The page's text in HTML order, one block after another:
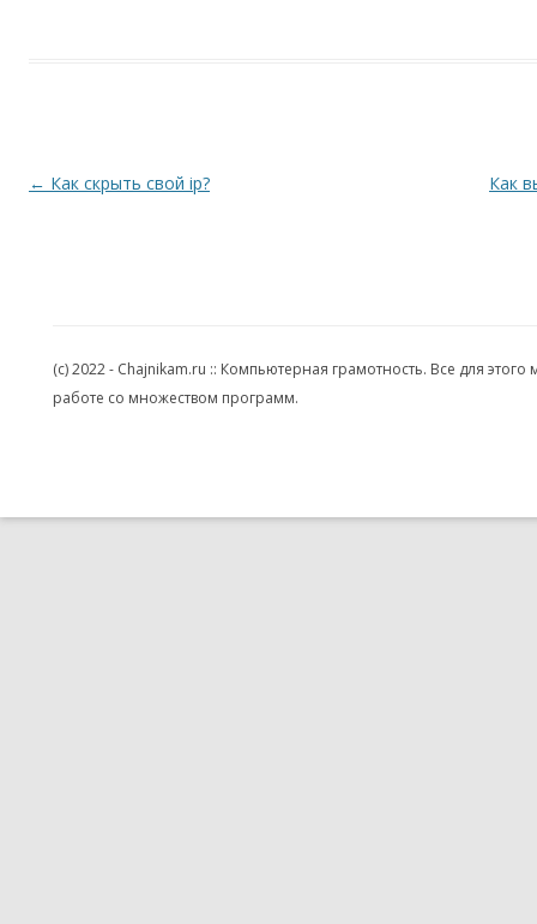
Навигация по записям
← Как скрыть свой ip? Как
(c) 2022 - Chajnikam.ru :: Компьютерная грамотность. Все для
работе со множеством программ.